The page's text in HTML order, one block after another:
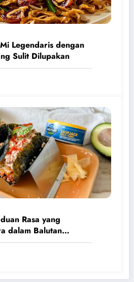
Legendaris dengan
Sulit Dilupakan
Rasa yang
dalam Balutan